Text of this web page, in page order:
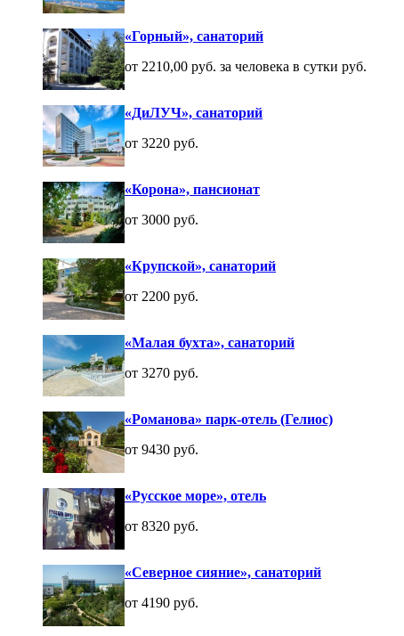
«Горный», санаторий
от 2210,00 руб. за человека в сутки руб.
«ДиЛУЧ», санаторий
от 3220 руб.
«Корона», пансионат
от 3000 руб.
«Крупской», санаторий
от 2200 руб.
«Малая бухта», санаторий
от 3270 руб.
«Романова» парк-отель (Гелиос)
от 9430 руб.
«Русское море», отель
от 8320 руб.
«Северное сияние», санаторий
от 4190 руб.